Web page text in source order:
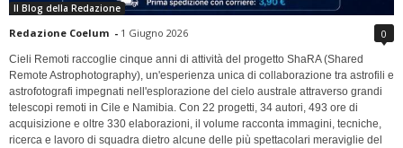
Il Blog della Redazione
Redazione Coelum - 1 Giugno 2026 0
Cieli Remoti raccoglie cinque anni di attività del progetto ShaRA (Shared
Remote Astrophotography), un'esperienza unica di collaborazione tra astrofili e
astrofotografi impegnati nell'esplorazione del cielo australe attraverso grandi
telescopi remoti in Cile e Namibia. Con 22 progetti, 34 autori, 493 ore di
acquisizione e oltre 330 elaborazioni, il volume racconta immagini, tecniche,
ricerca e lavoro di squadra dietro alcune delle più spettacolari meraviglie del